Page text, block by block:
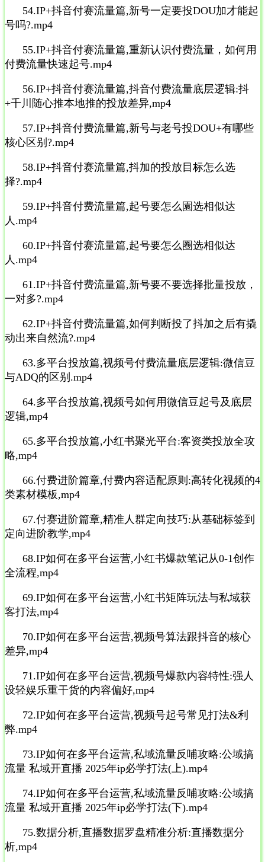
54.IP+抖音付赛流量篇,新号一定要投DOU加才能起
号吗?.mp4
55.IP+抖音付赛流量篇,重新认识付费流量，如何用
付费流量快速起号.mp4
56.IP+抖音付赛流量篇,抖音付费流量底层逻辑:抖
+千川随心推本地推的投放差异,mp4
57.IP+抖音付费流量篇,新号与老号投DOU+有哪些
核心区别?.mp4
58.IP+抖音付赛流量篇,抖加的投放目标怎么选
择?.mp4
59.IP+抖音付费流量篇,起号要怎么園选相似达
人.mp4
60.IP+抖音付赛流量篇,起号要怎么圈选相似达
人.mp4
61.IP+抖音付费流量篇,新号要不要选择批量投放，
一对多?.mp4
62.IP+抖音付费流量篇,如何判断投了抖加之后有撬
动出来自然流?.mp4
63.多平台投放篇,视频号付费流量底层逻辑:微信豆
与ADQ的区别.mp4
64.多平台投放篇,视频号如何用微信豆起号及底层
逻辑,mp4
65.多平台投放篇,小红书聚光平台:客资类投放全攻
略,mp4
66.付费进阶篇章,付费内容适配原则:高转化视频的4
类素材模板,mp4
67.付赛进阶篇章,精准人群定向技巧:从基础标签到
定向进阶教学,mp4
68.IP如何在多平台运营,小红书爆款笔记从0-1创作
全流程,mp4
69.IP如何在多平台运营,小红书矩阵玩法与私域获
客打法,mp4
70.IP如何在多平台运营,视频号算法跟抖音的核心
差异,mp4
71.IP如何在多平台运营,视频号爆款内容特性:强人
设轻娱乐重干货的内容偏好,mp4
72.IP如何在多平台运营,视频号起号常见打法&利
弊.mp4
73.IP如何在多平台运营,私域流量反哺攻略:公域搞
流量 私域开直播 2025年ip必学打法(上).mp4
74.IP如何在多平台运营,私域流量反哺攻略:公域搞
流量 私域开直播 2025年ip必学打法(下).mp4
75.数据分析,直播数据罗盘精准分析:直播数据分
析,mp4